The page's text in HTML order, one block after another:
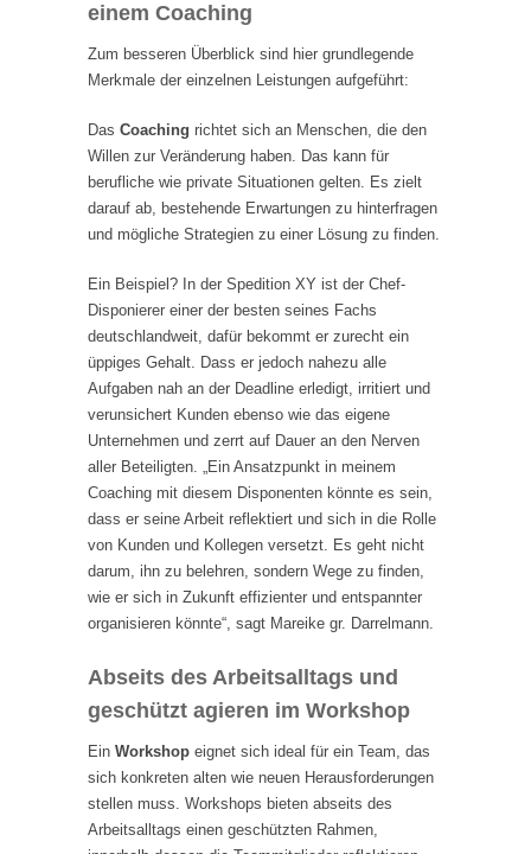
einem Coaching
Zum besseren Überblick sind hier grundlegende
Merkmale der einzelnen Leistungen aufgeführt:
Das Coaching richtet sich an Menschen, die den
Willen zur Veränderung haben. Das kann für
berufliche wie private Situationen gelten. Es zielt
darauf ab, bestehende Erwartungen zu hinterfragen
und mögliche Strategien zu einer Lösung zu finden.
Ein Beispiel? In der Spedition XY ist der Chef-
Disponierer einer der besten seines Fachs
deutschlandweit, dafür bekommt er zurecht ein
üppiges Gehalt. Dass er jedoch nahezu alle
Aufgaben nah an der Deadline erledigt, irritiert und
verunsichert Kunden ebenso wie das eigene
Unternehmen und zerrt auf Dauer an den Nerven
aller Beteiligten. „Ein Ansatzpunkt in meinem
Coaching mit diesem Disponenten könnte es sein,
dass er seine Arbeit reflektiert und sich in die Rolle
von Kunden und Kollegen versetzt. Es geht nicht
darum, ihn zu belehren, sondern Wege zu finden,
wie er sich in Zukunft effizienter und entspannter
organisieren könnte“, sagt Mareike gr. Darrelmann.
Abseits des Arbeitsalltags und
geschützt agieren im Workshop
Ein Workshop eignet sich ideal für ein Team, das
sich konkreten alten wie neuen Herausforderungen
stellen muss. Workshops bieten abseits des
Arbeitsalltags einen geschützten Rahmen,